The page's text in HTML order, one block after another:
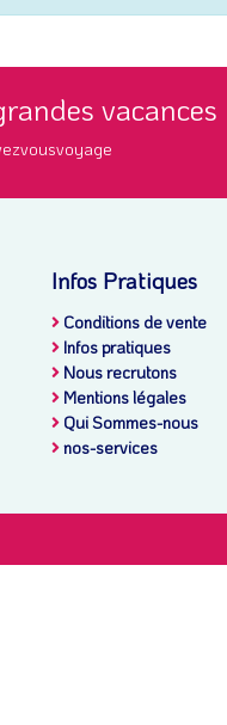
vacances
Infos Pratiques
Conditions de vente
Infos pratiques
Nous recrutons
Mentions légales
Qui Sommes-nous
nos-services